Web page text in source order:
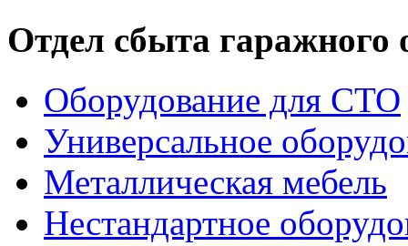
Отдел сбыта
Оборудование для СТО
Универсальное
Металлическая мебель
Нестандартное